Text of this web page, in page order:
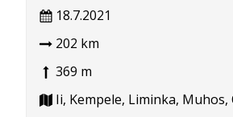
18.7.2021
202 km
369 m
Ii, Kempele, Liminka,